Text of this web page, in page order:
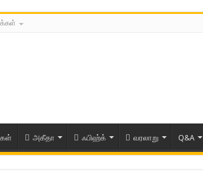
அகீதா ஃபிஹ்க் வரலாறு Q&A